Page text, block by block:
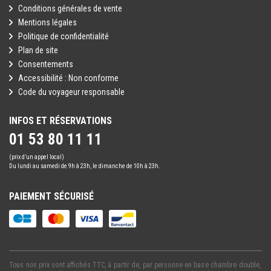
Conditions générales de vente
Mentions légales
Politique de confidentialité
Plan de site
Consentements
Accessibilité : Non conforme
Code du voyageur responsable
INFOS ET RÉSERVATIONS
01 53 80 11 11
(prix d’un appel local)
Du lundi au samedi de 9h à 23h, le dimanche de 10h à 23h.
PAIEMENT SÉCURISÉ
Tous nos prix sont affichés TTC, à partir de, par personne en base chambre double,